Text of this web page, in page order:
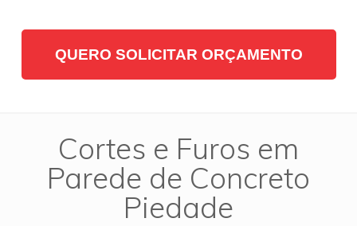
QUERO SOLICITAR ORÇAMENTO
Cortes e Furos em
Parede de Concreto
Piedade